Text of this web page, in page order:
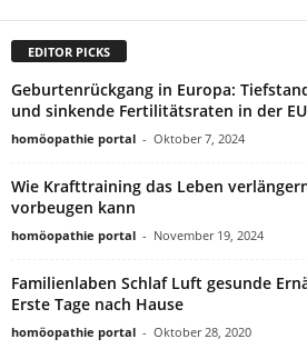
EDITOR PICKS
Geburtenrückgang in Europa:
und sinkende Fertilitätsraten in der EU
homöopathie portal - Oktober 7, 2024
Wie Krafttraining das Leben
vorbeugen kann
homöopathie portal - November 19, 2024
Familienlaben Schlaf Luft gesunde
Erste Tage nach Hause
homöopathie portal - Oktober 28, 2020